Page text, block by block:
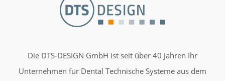
Die DTS-DESIGN GmbH ist seit über 40 Jahren Ihr
Unternehmen für Dental Technische Systeme aus dem